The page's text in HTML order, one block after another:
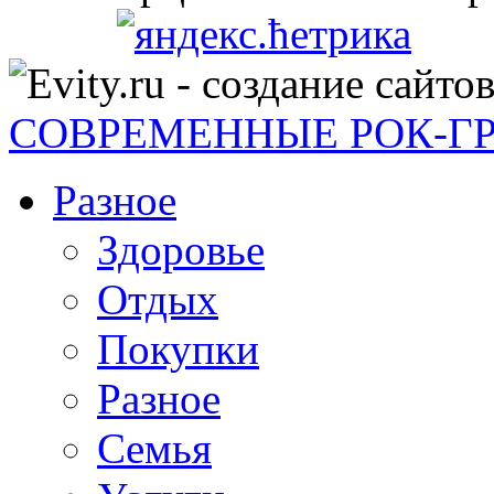
СОВРЕМЕННЫЕ РОК-
Разное
Здоровье
Отдых
Покупки
Разное
Семья